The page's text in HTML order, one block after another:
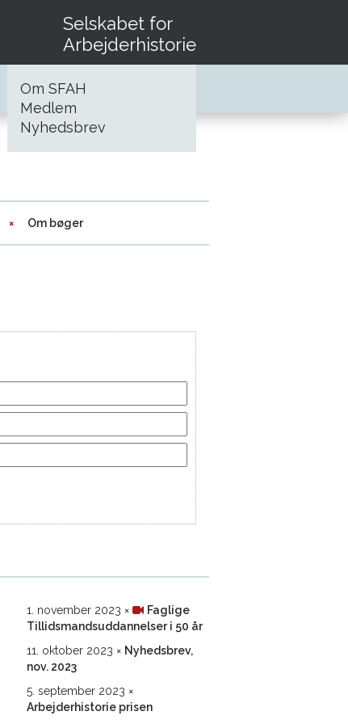
Selskabet for
Arbejderhistorie
Om SFAH
Medlem
Nyhedsbrev
Om bøger
1. november 2023
Faglige
Tillidsmands­uddannelser i 50 år
11. oktober 2023
Nyhedsbrev,
nov. 2023
5. september 2023
Arbejderhistorie prisen